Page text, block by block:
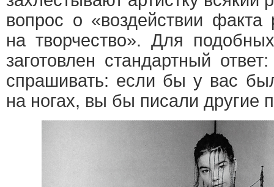
вопрос о «воздействии факта
на творчество». Для
заготовлен стандартный
спрашивать: если бы у вас
на ногах, вы бы писали другие